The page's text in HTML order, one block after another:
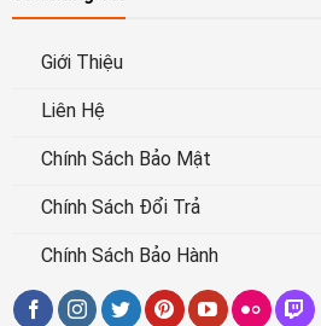
Giới Thiệu
Liên Hệ
Chính Sách Bảo Mật
Chính Sách Đổi Trả
Chính Sách Bảo Hành